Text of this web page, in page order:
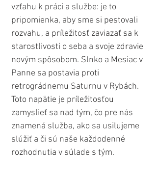
vzťahu k práci a službe: je to
pripomienka, aby sme si pestovali
rozvahu, a príležitosť zaviazať sa k
starostlivosti o seba a svoje zdravie
novým spôsobom. Slnko a Mesiac v
Panne sa postavia proti
retrográdnemu Saturnu v Rybách.
Toto napätie je príležitosťou
zamyslieť sa nad tým, čo pre nás
znamená služba, ako sa usilujeme
slúžiť a či sú naše každodenné
rozhodnutia v súlade s tým.